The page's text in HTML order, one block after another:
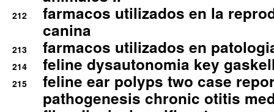
212
farmacos utilizados en la
canina
213 farmacos utilizados en
214 feline dysautonomia key
215
feline ear polyps two case
pathogenesis chronic otitis